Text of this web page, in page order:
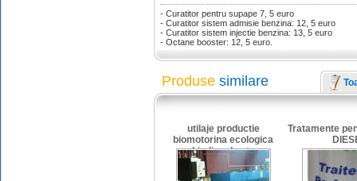
- Curatitor pentru supape 7, 5 euro
- Curatitor sistem admisie benzina: 12, 5 euro
- Curatitor sistem injectie benzina: 13, 5 euro
- Octane booster: 12, 5 euro.
Produse similare
utilaje productie
biomotorina ecologica
biodiesel auto
Tratamente